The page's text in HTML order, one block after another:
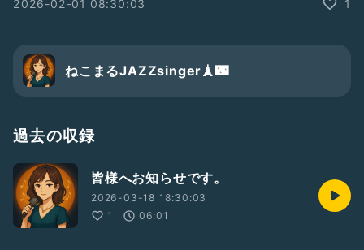
2026-02-01 08:30:03
1
ねこまるJAZZsinger🗼🌃
過去の収録
皆様へお知らせです。
2026-03-18 18:30:03
1
06:01